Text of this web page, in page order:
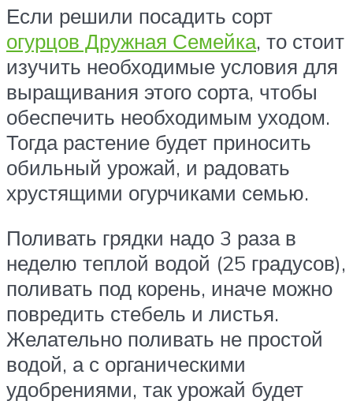
Если решили посадить сорт
огурцов Дружная Семейка, то стоит
изучить необходимые условия для
выращивания этого сорта, чтобы
обеспечить необходимым уходом.
Тогда растение будет приносить
обильный урожай, и радовать
хрустящими огурчиками семью.
Поливать грядки надо 3 раза в
неделю теплой водой (25 градусов),
поливать под корень, иначе можно
повредить стебель и листья.
Желательно поливать не простой
водой, а с органическими
удобрениями, так урожай будет